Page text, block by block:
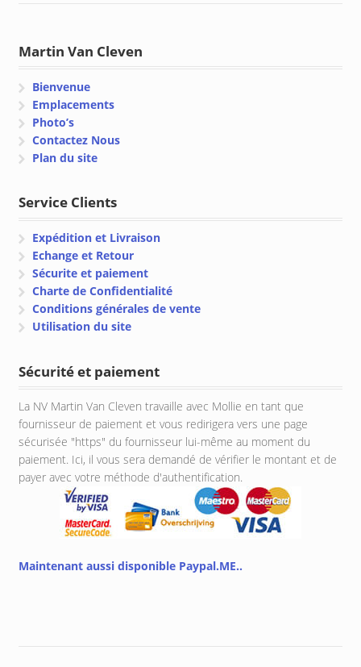
Martin Van Cleven
Bienvenue
Emplacements
Photo’s
Contactez Nous
Plan du site
Service Clients
Expédition et Livraison
Echange et Retour
Sécurite et paiement
Charte de Confidentialité
Conditions générales de vente
Utilisation du site
Sécurité et paiement
La NV Martin Van Cleven travaille avec Mollie en tant que
fournisseur de paiement et vous redirigera vers une page
sécurisée "https" du fournisseur lui-même au moment du
paiement. Ici, il vous sera demandé de vérifier le montant et de
payer avec votre méthode d'authentification.
Maintenant aussi disponible Paypal.ME..